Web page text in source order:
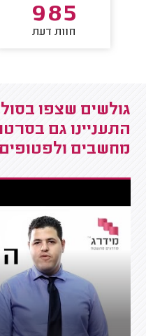
985
חוות דעת
גולשים שצפו
התעניינו גם
מחשבים ולפטופים